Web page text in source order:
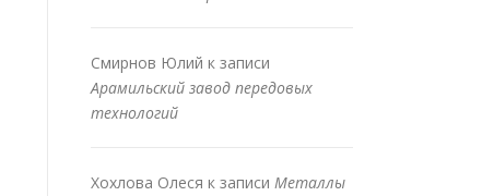
Смирнов Юлий к записи
Арамильский завод передовых
технологий
Хохлова Олеся к записи Металлы